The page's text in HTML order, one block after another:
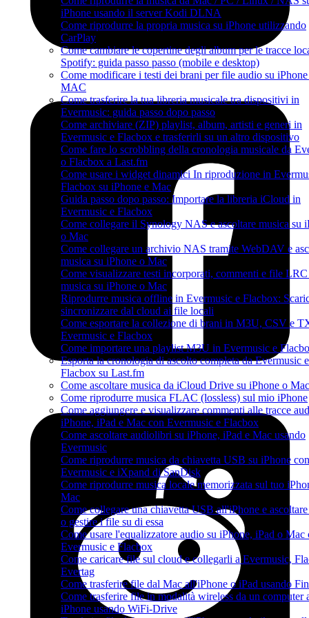
iPhone usando il server Kodi DLNA
Come riprodurre la propria musica su iPhone utilizzando
CarPlay
Come cambiare le copertine degli album per le tracce
Spotify: guida passo passo (mobile e desktop)
Come modificare i testi dei brani per file audio su
MAC
Come trasferire la tua libreria musicale tra dispositivi in
Evermusic: guida passo dopo passo
Come archiviare (ZIP) playlist, album, artisti e generi in
Evermusic e Flacbox e trasferirli su un altro dispositivo
Come fare lo scrobbling della cronologia musicale da
o Flacbox a Last.fm
Come usare i widget dinamici In riproduzione in
Flacbox su iPhone e Mac
Guida passo dopo passo: Importare la libreria iCloud in
Evermusic e Flacbox
Come collegare il Synology NAS e ascoltare musica su
o Mac
Come collegare un archivio NAS tramite WebDAV e
musica su iPhone o Mac
Come visualizzare testi incorporati, commenti e file
musica su iPhone o Mac
Riprodurre musica offline in Evermusic e Flacbox:
sincronizzare dal cloud ai file locali
Come esportare la collezione di brani in M3U, CSV e
Evermusic e Flacbox
Come importare una playlist M3U in Evermusic e
Esporta la cronologia di ascolto completa da Evermusic e
Flacbox su Last.fm
Come ascoltare musica da iCloud Drive su iPhone o Mac
Come riprodurre musica FLAC (lossless) sul mio iPhone
Come aggiungere e visualizzare commenti alle tracce
iPhone, iPad e Mac con Evermusic e Flacbox
Come ascoltare audiolibri su iPhone, iPad e Mac usando
Evermusic
Come riprodurre musica da chiavetta USB su iPhone con
Evermusic e iXpand di SanDisk
Come riprodurre musica locale memorizzata sul tuo
Mac
Come collegare una chiavetta USB all'iPhone e
o gestire i file su di essa
Come usare l'equalizzatore audio su iPhone, iPad o Mac
Evermusic e Flacbox
Come caricare file sul cloud e collegarli a Evermusic,
Evertag
Come trasferire file dal Mac all'iPhone o iPad usando
Come trasferire file in modalità wireless da un computer
iPhone usando WiFi-Drive